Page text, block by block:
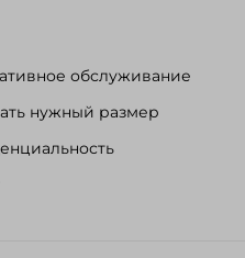
обслуживание
нужный размер